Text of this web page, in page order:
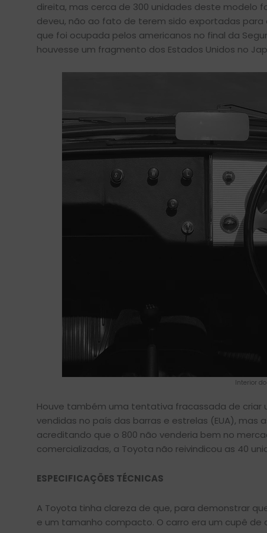
direita, mas cerca de 300 unidades deste modelo
deveu, não ao fato de terem sido exportadas
que foi ocupada pelos americanos no final da
houvesse um fragmento dos Estados Unidos no
Interior
Houve também uma tentativa fracassada de
vendidas no país das barras e estrelas (EUA),
acreditando que o 800 não venderia bem no
comercializadas, a Toyota não reivindicou as 40
ESPECIFICAÇÕES TÉCNICAS
A Toyota tinha clareza de que, para demonstrar
e um tamanho compacto. O carro era um cupê